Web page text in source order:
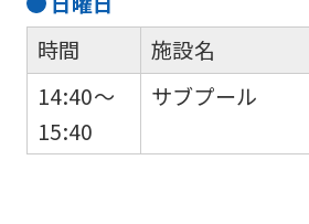
時間
14:40～
15:40
施設名
サブプール